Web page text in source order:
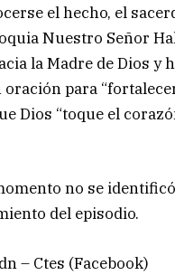
el hecho, el
Nuestro Señor
la Madre de Dios y
para
Dios “toque el
no se
del episodio.
– Ctes (Facebook)